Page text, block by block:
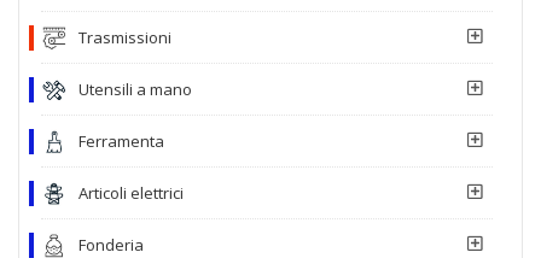
Trasmissioni
Utensili a mano
Ferramenta
Articoli elettrici
Fonderia